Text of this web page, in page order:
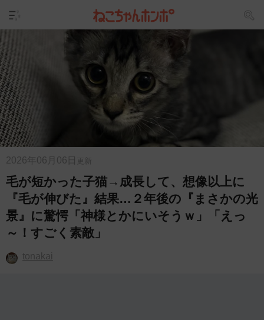
2026年06月06日 更新
毛が短かった子猫→成長して、想像以上に
『毛が伸びた』結果…２年後の『まさかの光
景』に驚愕「神様とかにいそうｗ」「えっ
～！すごく素敵」
tonakai